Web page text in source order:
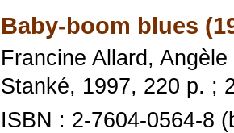
Baby-boom blues
Francine Allard,
Stanké, 1997, 220 p. ;
ISBN : 2-7604-0564-8